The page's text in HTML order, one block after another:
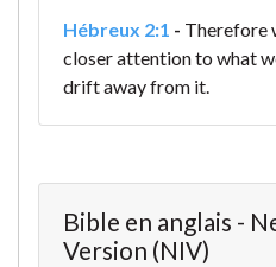
Hébreux 2:1 - Therefore
closer attention to what
drift away from it.
Bible en anglais -
Version (NIV)